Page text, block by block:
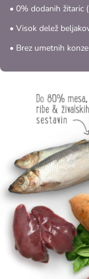
• 0% dodanih žitaric
• Visok delež
• Brez umetnih